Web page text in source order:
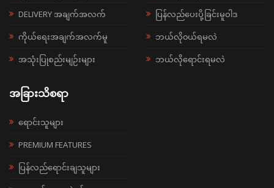
DELIVERY အချက်အလက်
ကိုယ်ရေးအချက်အလက်မူ
အသုံးပြုစည်းမျဉ်းများ
ပြန်လည်ပေးပို့ခြင်းမူဝါဒ
ဘယ်လို၀ယ်ရမလဲ
ဘယ်လိုရောင်းရမလဲ
အခြားသိစရာ
ရောင်းသူများ
PREMIUM FEATURES
ပြန်လည်ရောင်းချသူများ